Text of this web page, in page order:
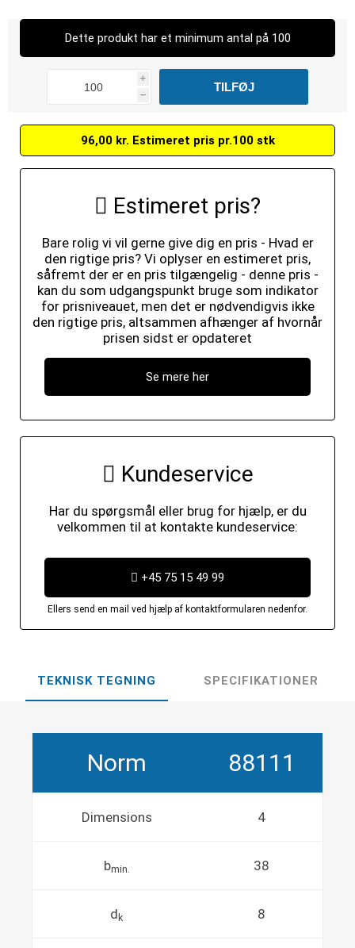
Dette produkt har et minimum antal på 100
i
h
96,00 kr. Estimeret pris pr.100 stk
Estimeret pris?
Bare rolig vi vil gerne give dig en pris - Hvad er
den rigtige pris? Vi oplyser en estimeret pris,
såfremt der er en pris tilgængelig - denne pris -
kan du som udgangspunkt bruge som indikator
for prisniveauet, men det er nødvendigvis ikke
den rigtige pris, altsammen afhænger af hvornår
prisen sidst er opdateret
Se mere her
Kundeservice
Har du spørgsmål eller brug for hjælp, er du
velkommen til at kontakte kundeservice:
+45 75 15 49 99
Ellers send en mail ved hjælp af kontaktformularen nedenfor.
TEKNISK TEGNING SPECIFIKATIONER
Norm 88111
Dimensions 4
bmin. 38
d k 8